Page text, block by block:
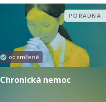
odemčené
PORADNA
Chronická nemoc